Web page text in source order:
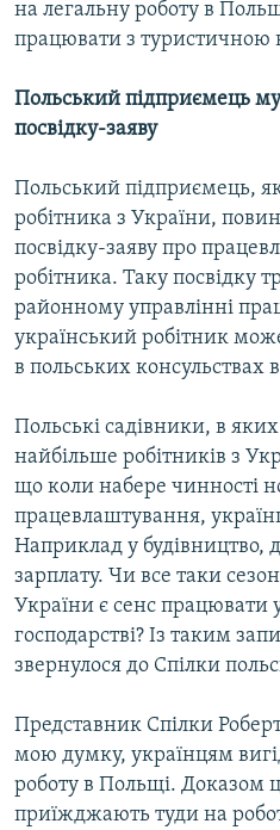
на легальну роботу в
працювати з туристичною
Польський підприємець
посвідку-заяву
Польський підприємець,
робітника з України,
посвідку-заяву про
робітника. Таку посвідку
районному управлінні
український робітник
в польських консульствах
Польські садівники, в
найбільше робітників з
що коли набере чинності
працевлаштування,
Наприклад у будівництво,
зарплату. Чи все таки
України є сенс працювати
господарстві? Із таким
звернулося до Спілки
Представник Спілки
мою думку, українцям
роботу в Польщі. Доказом
приїжджають туди на